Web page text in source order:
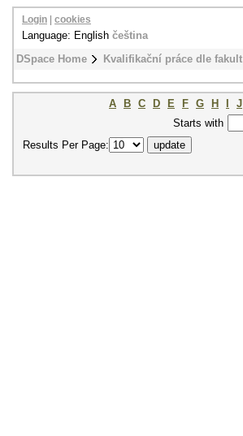
DSpace Home Kvalifikační práce dle fakult
Login cookies
Language: English čeština
A B C D E F G H J
Starts with
Results Per Page: